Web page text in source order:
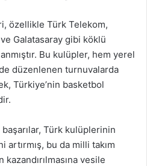
özellikle Türk Telekom,
Galatasaray gibi köklü
Bu kulüpler, hem yerel
düzenlenen turnuvalarda
Türkiye’nin basketbol
Türk kulüplerinin
artırmış, bu da milli takım
vesile